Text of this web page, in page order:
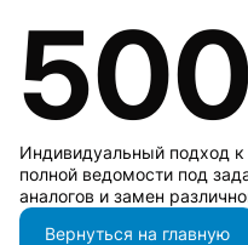
500
Индивидуальный подход
полной ведомости под
аналогов и замен
Вернуться на главную